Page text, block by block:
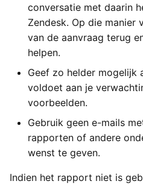
conversatie met daarin
Zendesk. Op die manier
van de aanvraag terug
helpen.
Geef zo helder mogelijk
voldoet aan je
voorbeelden.
Gebruik geen e-mails
rapporten of andere
wenst te geven.
Indien het rapport niet is